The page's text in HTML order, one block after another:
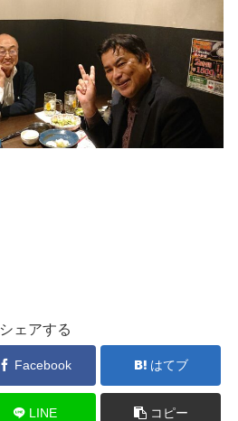
シェアする
Facebook はてブ
LINE コピー